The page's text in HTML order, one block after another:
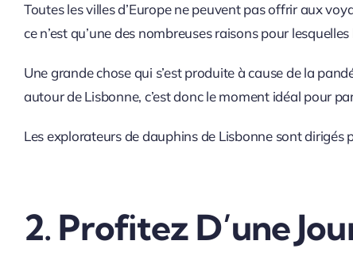
Toutes les villes d’Europe ne peuvent pas offrir aux
ce n’est qu’une des nombreuses raisons pour
Une grande chose qui s’est produite à cause de la
autour de Lisbonne, c’est donc le moment idéal pour
Les explorateurs de dauphins de Lisbonne sont
2. Profitez D’une